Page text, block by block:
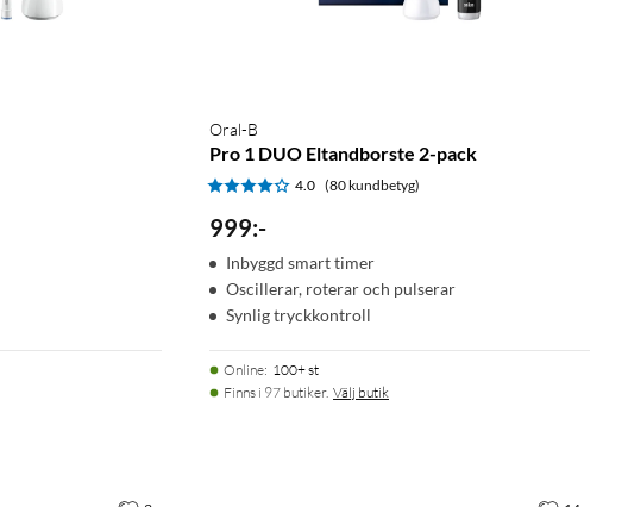
Oral-B
Pro 1 DUO Eltandborste 2-pack
4.0 (80 kundbetyg)
999:-
Inbyggd smart timer
Oscillerar, roterar och pulserar
Synlig tryckkontroll
Online: 100+ st
Finns i 97 butiker. Välj butik